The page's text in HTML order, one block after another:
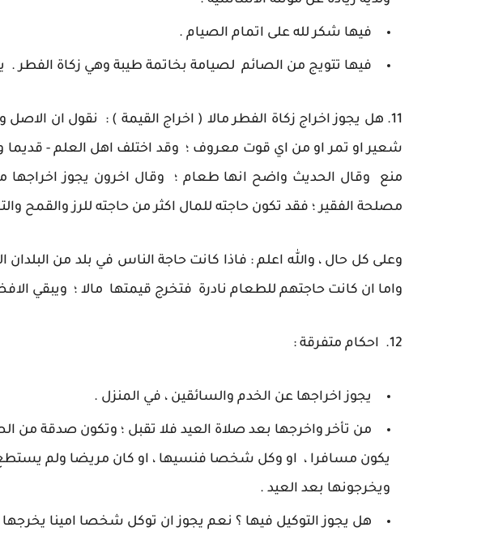
فيها شكر لله على اتمام الصيام .
فيها تتويج من الصائم لصيامة بخاتمة طيبة وهي زكاة
11. هل يجوز اخراج زكاة الفطر مالا ( اخراج القيمة ) : نقول ان
شعير او تمر او من اي قوت معروف ؛ وقد اختلف اهل العلم - قديما
منع وقال الحديث واضح انها طعام ؛ وقال اخرون يجوز اخراجها
مصلحة الفقير ؛ فقد تكون حاجته للمال اكثر من حاجته للرز والقمح
وعلى كل حال ، والله اعلم : فاذا كانت حاجة الناس في بلد من
واما ان كانت حاجتهم للطعام نادرة فتخرج قيمتها مالا ؛ ويبقي
12. احكام متفرقة :
يجوز اخراجها عن الخدم والسائقين ، في المنزل .
من تأخر واخرجها بعد صلاة العيد فلا تقبل ؛ وتكون صدقة من
يكون مسافرا ، او وكل شخصا فنسيها ، او كان مريضا ولم
ويخرجونها بعد العيد .
هل يجوز التوكيل فيها ؟ نعم يجوز ان توكل شخصا امينا